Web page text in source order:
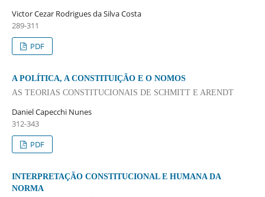
Victor Cezar Rodrigues da Silva Costa
289-311
PDF
A POLÍTICA, A CONSTITUIÇÃO E O NOMOS
AS TEORIAS CONSTITUCIONAIS DE SCHMITT E ARENDT
Daniel Capecchi Nunes
312-343
PDF
INTERPRETAÇÃO CONSTITUCIONAL E HUMANA DA
NORMA